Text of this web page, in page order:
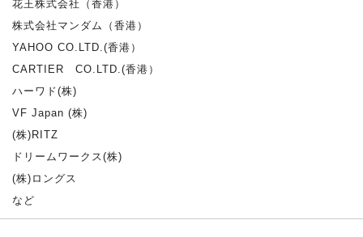
花王株式会社（香港）
株式会社マンダム（香港）
YAHOO CO.LTD.(香港）
CARTIER CO.LTD.(香港）
ハーワド(株)
VF Japan (株)
(株)RITZ
ドリームワークス(株)
(株)ロングス
など